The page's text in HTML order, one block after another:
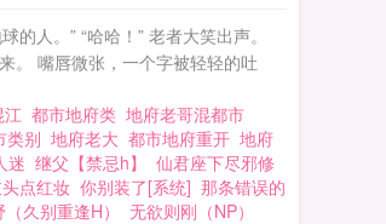
人。” “哈哈！” 老者大笑出声。
。 嘴唇微张，一个字被轻轻的吐
江 都市地府类 地府老哥混都市
类别 地府老大 都市地府重开 地府
迷 继父【禁忌h】
仙君座下尽邪修
点红妆 你别装了[系统] 那条错误的
久别重逢H） 无欲则刚（NP）